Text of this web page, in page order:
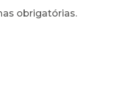
obrigatórias.